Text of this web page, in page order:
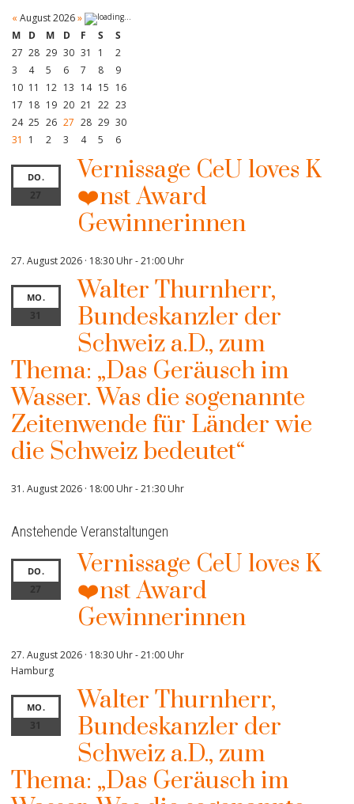
« August 2026»
M
D M D F S
S
27 28 29 30 31 1
2
3
4 5 6 7 8
9
10 11 12 13 14 15 16
17 18 19 20 21 22 23
24 25 26 27 28 29 30
31
1 2 3 4 5 6
DO.
27
Vernissage CeU loves K
❤️nst Award
Gewinnerinnen
27. August 2026 · 18:30 Uhr-21:00 Uhr
MO.
31
Walter Thurnherr,
Bundeskanzler der
Schweiz a.D., zum
Thema: „Das Geräusch im
Wasser. Was die sogenannte
Zeitenwende für Länder wie
die Schweiz bedeutet“
31. August 2026 · 18:00 Uhr-21:30 Uhr
Anstehende Veranstaltungen
DO.
27
Vernissage CeU loves K
❤️nst Award
Gewinnerinnen
27. August 2026 · 18:30 Uhr-21:00 Uhr
Hamburg
MO.
31
Walter Thurnherr,
Bundeskanzler der
Schweiz a.D., zum
Thema: „Das Geräusch im